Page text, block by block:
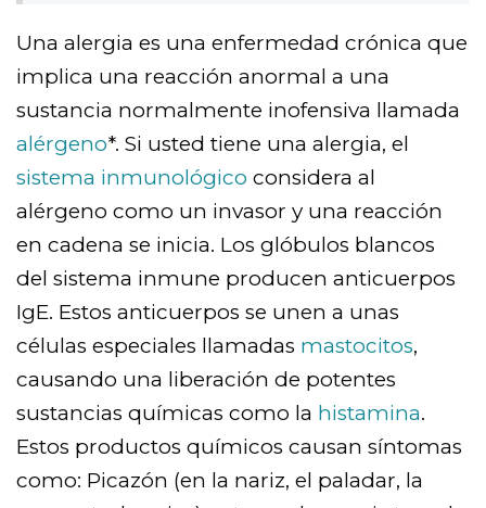
Una alergia es una enfermedad crónica que
implica una reacción anormal a una
sustancia normalmente inofensiva llamada
alérgeno*. Si usted tiene una alergia, el
sistema inmunológico considera al
alérgeno como un invasor y una reacción
en cadena se inicia. Los glóbulos blancos
del sistema inmune producen anticuerpos
IgE. Estos anticuerpos se unen a unas
células especiales llamadas mastocitos,
causando una liberación de potentes
sustancias químicas como la histamina.
Estos productos químicos causan síntomas
como: Picazón (en la nariz, el paladar, la